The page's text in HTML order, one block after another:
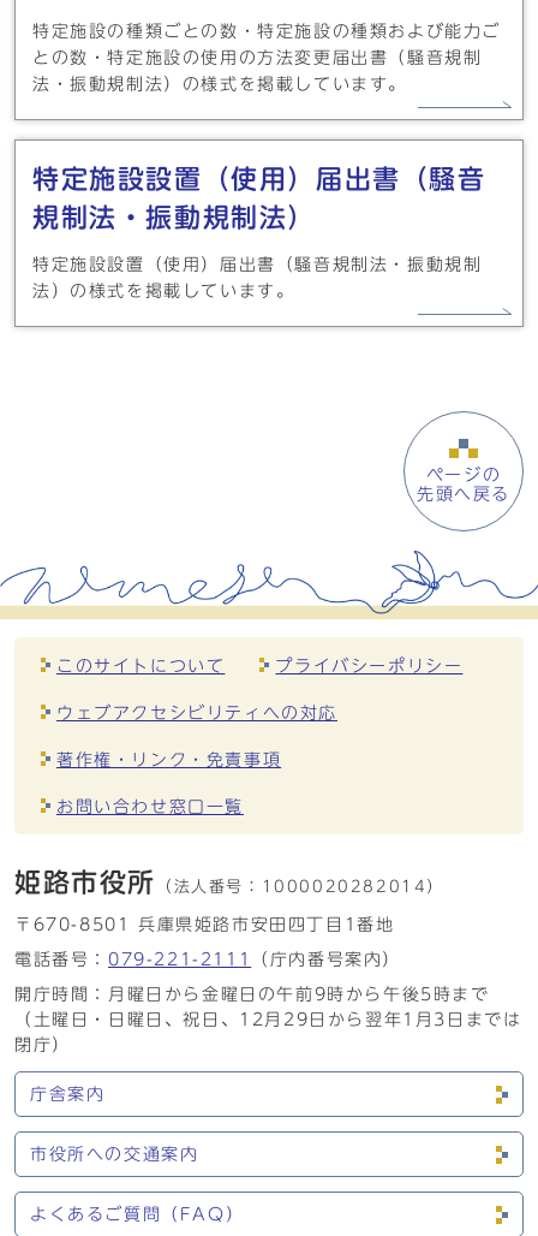
特定施設の種類ごとの数・特定施設の種類および能力ご
との数・特定施設の使用の方法変更届出書（騒音規制
法・振動規制法）の様式を掲載しています。
特定施設設置（使用）届出書（騒音
規制法・振動規制法）
特定施設設置（使用）届出書（騒音規制法・振動規制
法）の様式を掲載しています。
ページの
先頭へ戻る
このサイトについて プライバシーポリシー
ウェブアクセシビリティへの対応
著作権・リンク・免責事項
お問い合わせ窓口一覧
姫路市役所 （法人番号： 1000020282014）
〒670-8501 兵庫県姫路市安田四丁目1番地
電話番号： 079-221-2111
（庁内番号案内）
開庁時間：月曜日から金曜日の午前9時から午後5時まで
（土曜日・日曜日、祝日、12月29日から翌年1月3日までは
閉庁）
庁舎案内
市役所への交通案内
よくあるご質問（FAQ）